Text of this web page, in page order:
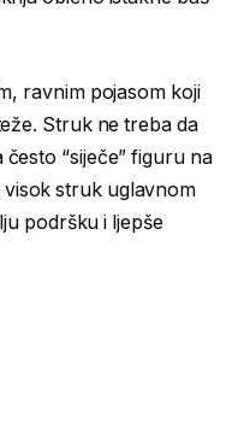
ravnim pojasom koji
Struk ne treba da
“siječe” figuru na
struk uglavnom
podršku i ljepše